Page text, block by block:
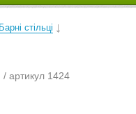
Барні стільці
/ артикул 1424